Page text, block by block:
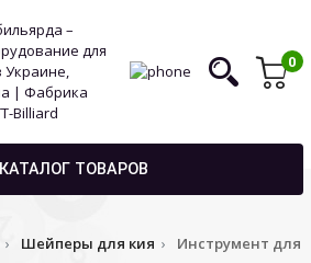
0
КАТАЛОГ ТОВАРОВ
Шейперы для кия Инструмент для